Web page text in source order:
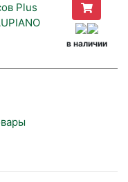
Plus
в наличии